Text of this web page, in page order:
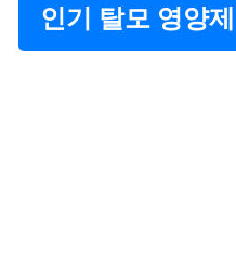
인기 탈모 영양